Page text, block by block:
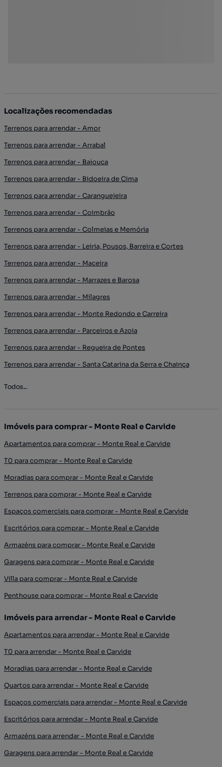
Localizações recomendadas
Terrenos para arrendar - Amor
Terrenos para arrendar - Arrabal
Terrenos para arrendar - Bajouca
Terrenos para arrendar - Bidoeira de Cima
Terrenos para arrendar - Caranguejeira
Terrenos para arrendar - Coimbrão
Terrenos para arrendar - Colmeias e Memória
Terrenos para arrendar - Leiria, Pousos, Barreira e Cortes
Terrenos para arrendar - Maceira
Terrenos para arrendar - Marrazes e Barosa
Terrenos para arrendar - Milagres
Terrenos para arrendar - Monte Redondo e Carreira
Terrenos para arrendar - Parceiros e Azoia
Terrenos para arrendar - Regueira de Pontes
Terrenos para arrendar - Santa Catarina da Serra e Chainça
Todos...
Imóveis para comprar - Monte Real e Carvide
Apartamentos para comprar - Monte Real e Carvide
T0 para comprar - Monte Real e Carvide
Moradias para comprar - Monte Real e Carvide
Terrenos para comprar - Monte Real e Carvide
Espaços comerciais para comprar - Monte Real e Carvide
Escritórios para comprar - Monte Real e Carvide
Armazéns para comprar - Monte Real e Carvide
Garagens para comprar - Monte Real e Carvide
Villa para comprar - Monte Real e Carvide
Penthouse para comprar - Monte Real e Carvide
Imóveis para arrendar - Monte Real e Carvide
Apartamentos para arrendar - Monte Real e Carvide
T0 para arrendar - Monte Real e Carvide
Moradias para arrendar - Monte Real e Carvide
Quartos para arrendar - Monte Real e Carvide
Espaços comerciais para arrendar - Monte Real e Carvide
Escritórios para arrendar - Monte Real e Carvide
Armazéns para arrendar - Monte Real e Carvide
Garagens para arrendar - Monte Real e Carvide